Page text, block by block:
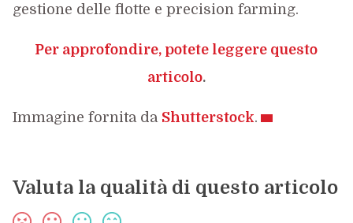
gestione delle flotte e precision farming.
Per approfondire, potete leggere questo
articolo.
Immagine fornita da Shutterstock.
Valuta la qualità di questo articolo